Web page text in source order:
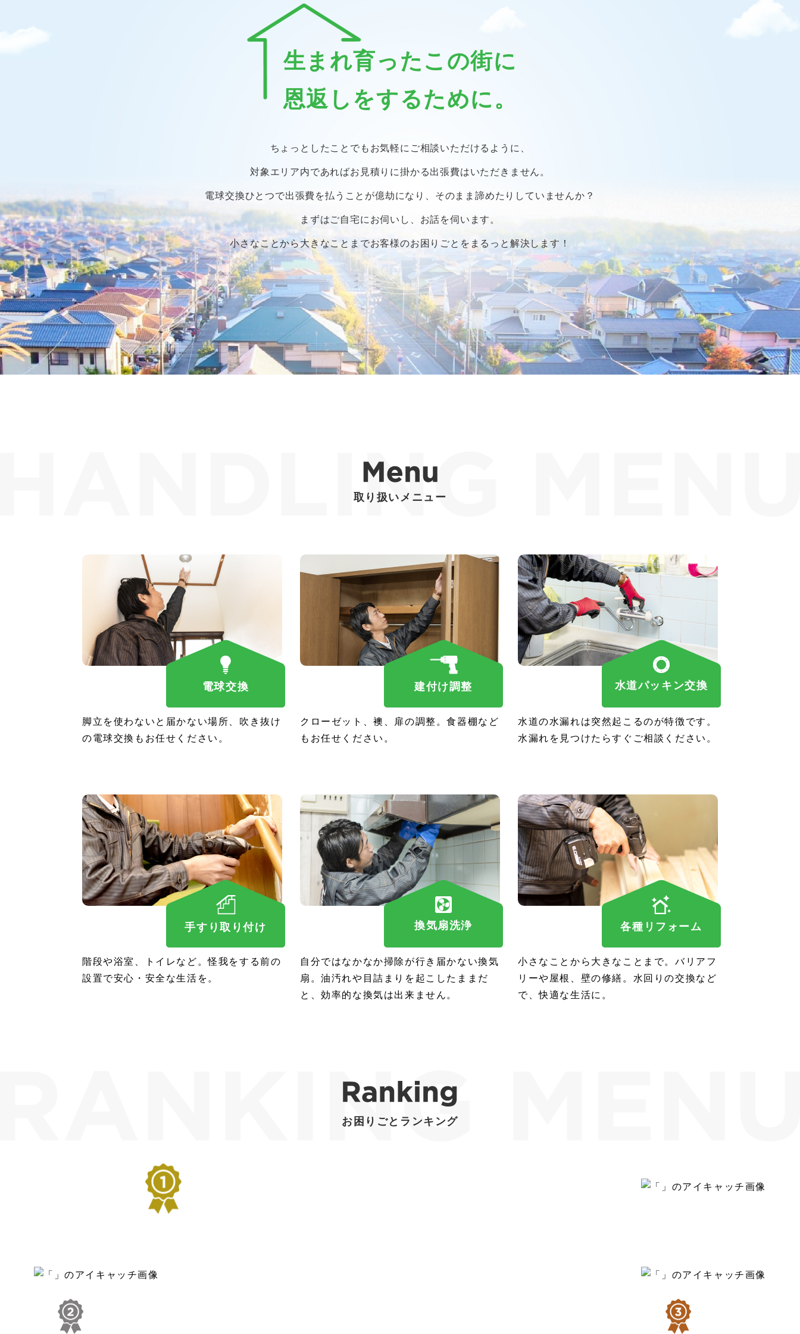
生まれ育ったこの街に
恩返しをするために。
ちょっとしたことでも お気軽にご相談いただけるように、
対象エリア内であればお見積りに掛かる出張費はいただきません。
電球交換ひとつで出張費を払うことが億劫になり、 そのまま諦めたりしていませんか？
まずはご自宅にお伺いし、お話を伺います。
小さなことから大きなことまでお客様のお困りごとをまるっと解決します！
取り扱いメニュー
電球交換
脚立を使わないと届かない場所、吹き抜け
の電球交換もお任せください。
建付け調整
クローゼット、襖、扉の調整。食器棚など
もお任せください。
水道パッキン交換
水道の水漏れは突然起こるのが特徴です。
水漏れを見つけたらすぐご相談ください。
手すり取り付け
階段や浴室、トイレなど。怪我をする前の
設置で安心・安全な生活を。
換気扇洗浄
自分ではなかなか掃除が行き届かない換気
扇。油汚れや目詰まりを起こしたままだ
と、効率的な換気は出来ません。
各種リフォーム
小さなことから大きなことまで。バリアフ
リーや屋根、壁の修繕。水回りの交換など
で、快適な生活に。
お困りごとランキング